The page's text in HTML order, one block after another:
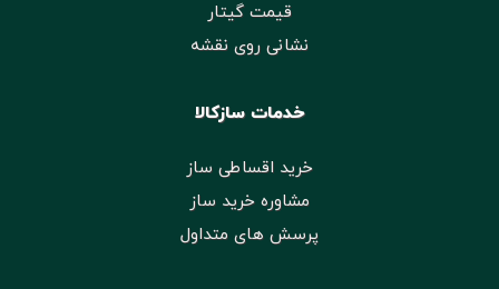
قیمت گیتار
نشانی روی نقشه
خدمات سازکالا
خرید اقساطی ساز
مشاوره خرید ساز
پرسش های متداول